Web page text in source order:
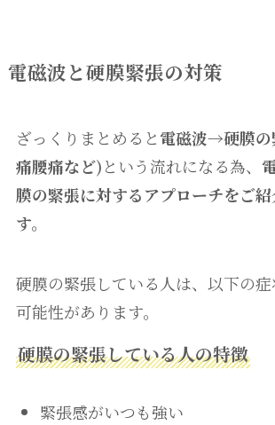
電磁波と硬膜緊張の対策
ざっくりまとめると電磁波→硬膜
痛腰痛など)という流れになる為、
膜の緊張に対するアプローチをご
す。
硬膜の緊張している人は、以下の
可能性があります。
硬膜の緊張している人の特徴
緊張感がいつも強い